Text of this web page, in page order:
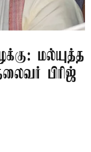
மல்யுத்த
பிரிஜ்